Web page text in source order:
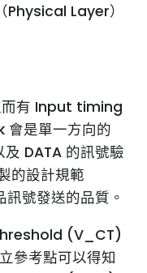
Layer）
而有 Input timing
是單一方向的
DATA 的訊號驗
的設計規範
號發送的品質。
(V_CT)
參考點可以得知